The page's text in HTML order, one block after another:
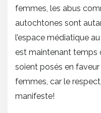
femmes, les abus
autochtones sont
l’espace médiatique
est maintenant temps
soient posés en
femmes, car le
manifeste!